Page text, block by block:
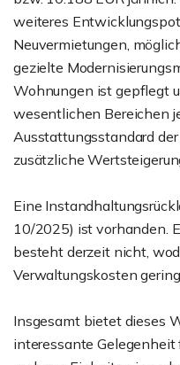
weiteres
Neuvermietungen,
gezielte
Wohnungen ist gepflegt
wesentlichen Bereichen
Ausstattungsstandard
zusätzliche
Eine
10/2025) ist vorhanden.
besteht derzeit nicht,
Verwaltungskosten
Insgesamt bietet dieses
interessante Gelegenheit